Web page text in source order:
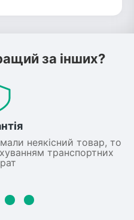
за інших?
неякісний товар, то
транспортних